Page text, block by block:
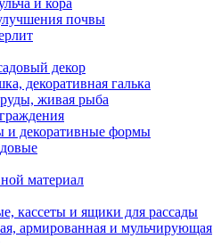
и кора
почвы
декор
декоративная галька
живая рыба
и декоративные формы
материал
кассеты и ящики для рассады
армированная и мульчирующая